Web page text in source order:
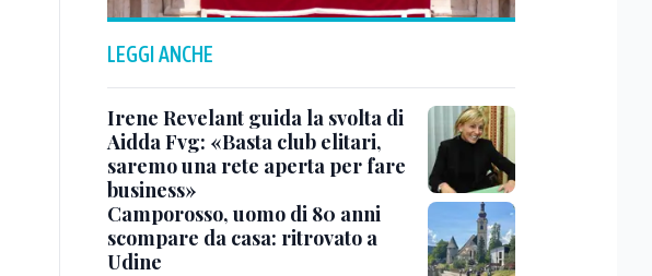
LEGGI ANCHE
Irene Revelant guida la svolta di
Aidda Fvg: «Basta club elitari,
saremo una rete aperta per fare
business»
Camporosso, uomo di 80 anni
scompare da casa: ritrovato a
Udine